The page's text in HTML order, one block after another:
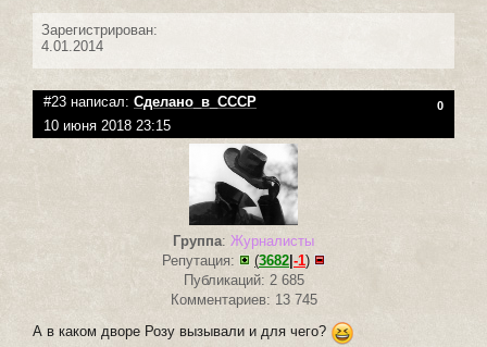
Зарегистрирован:
4.01.2014
#23 написал: Сделано_в_СССР 0
10 июня 2018 23:15
Группа: Журналисты
Репутация:
(3682 -1)
Публикаций: 2 685
Комментариев: 13 745
А в каком дворе Розу вызывали и для чего?